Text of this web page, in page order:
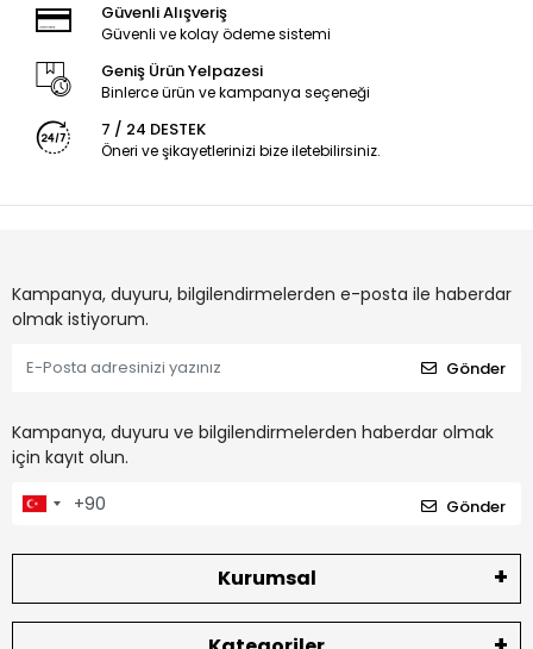
Güvenli Alışveriş
Güvenli ve kolay ödeme sistemi
Geniş Ürün Yelpazesi
Binlerce ürün ve kampanya seçeneği
7 / 24 DESTEK
Öneri ve şikayetlerinizi bize iletebilirsiniz.
Kampanya, duyuru, bilgilendirmelerden e-posta ile haberdar
olmak istiyorum.
Gönder
Kampanya, duyuru ve bilgilendirmelerden haberdar olmak
için kayıt olun.
Gönder
Kurumsal